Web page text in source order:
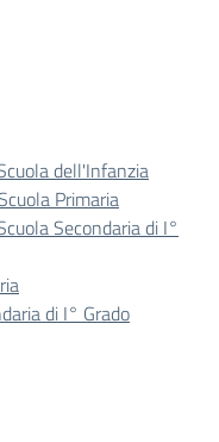
dell'Infanzia
Primaria
Secondaria di I°
di I° Grado